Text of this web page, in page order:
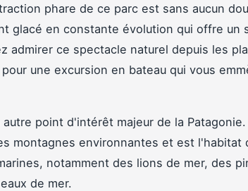
phare de ce parc est sans aucun
glacé en constante évolution qui offre un
admirer ce spectacle naturel depuis les
une excursion en bateau qui vous
autre point d'intérêt majeur de la
montagnes environnantes et est l'habitat
notamment des lions de mer, des
de mer.